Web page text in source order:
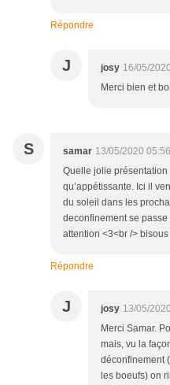
Répondre
J josy 16/05/
Merci bien et
S samar 13/05/2020 05:56
Quelle jolie
qu’appétissante. Ici il
du soleil dans les
deconfinement se
attention <3<br /> bisous
Répondre
J josy 13/05/
Merci Samar.
mais, vu la
déconfinement
les boeufs) on